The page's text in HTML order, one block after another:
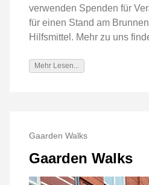
verwenden Spenden für
für einen Stand am
Hilfsmittel. Mehr zu uns
Mehr Lesen...
Gaarden Walks
Gaarden Walks